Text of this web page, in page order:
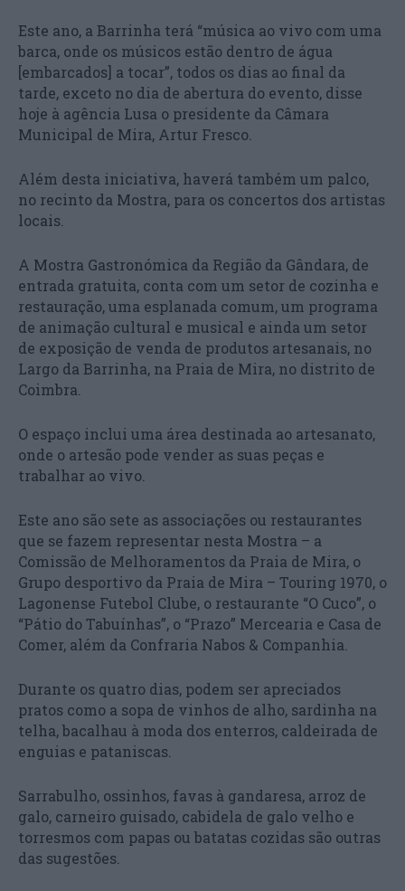
Este ano, a Barrinha terá “música ao vivo com uma
barca, onde os músicos estão dentro de água
[embarcados] a tocar”, todos os dias ao final da
tarde, exceto no dia de abertura do evento, disse
hoje à agência Lusa o presidente da Câmara
Municipal de Mira, Artur Fresco.
Além desta iniciativa, haverá também um palco,
no recinto da Mostra, para os concertos dos artistas
locais.
A Mostra Gastronómica da Região da Gândara, de
entrada gratuita, conta com um setor de cozinha e
restauração, uma esplanada comum, um programa
de animação cultural e musical e ainda um setor
de exposição de venda de produtos artesanais, no
Largo da Barrinha, na Praia de Mira, no distrito de
Coimbra.
O espaço inclui uma área destinada ao artesanato,
onde o artesão pode vender as suas peças e
trabalhar ao vivo.
Este ano são sete as associações ou restaurantes
que se fazem representar nesta Mostra – a
Comissão de Melhoramentos da Praia de Mira, o
Grupo desportivo da Praia de Mira – Touring 1970, o
Lagonense Futebol Clube, o restaurante “O Cuco”, o
“Pátio do Tabuínhas”, o “Prazo” Mercearia e Casa de
Comer, além da Confraria Nabos & Companhia.
Durante os quatro dias, podem ser apreciados
pratos como a sopa de vinhos de alho, sardinha na
telha, bacalhau à moda dos enterros, caldeirada de
enguias e pataniscas.
Sarrabulho, ossinhos, favas à gandaresa, arroz de
galo, carneiro guisado, cabidela de galo velho e
torresmos com papas ou batatas cozidas são outras
das sugestões.